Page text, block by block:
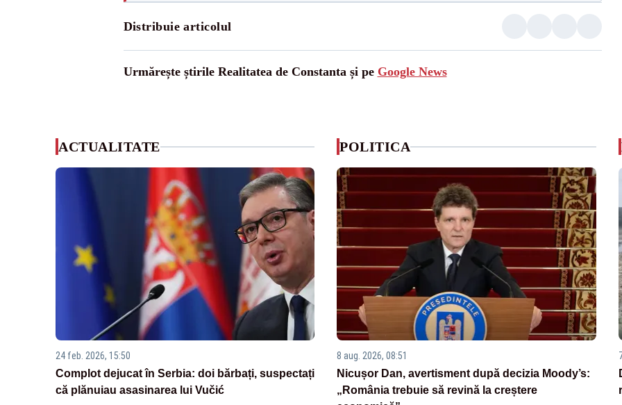
Distribuie articolul
Urmărește știrile Realitatea de Constanta și pe Google News
ACTUALITATE
24 feb. 2026, 15:50
Complot dejucat în Serbia: doi bărbați, suspectați
că plănuiau asasinarea lui Vučić
POLITICA
8 aug. 2026, 08:51
Nicușor Dan, avertisment după decizia Moody’s:
„România trebuie să revină la creștere